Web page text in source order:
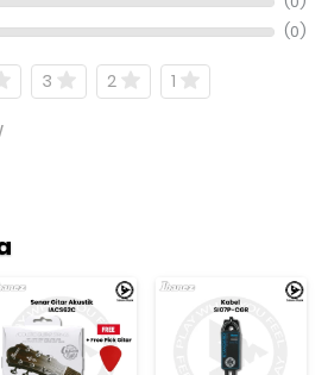
(0)
3 2 1